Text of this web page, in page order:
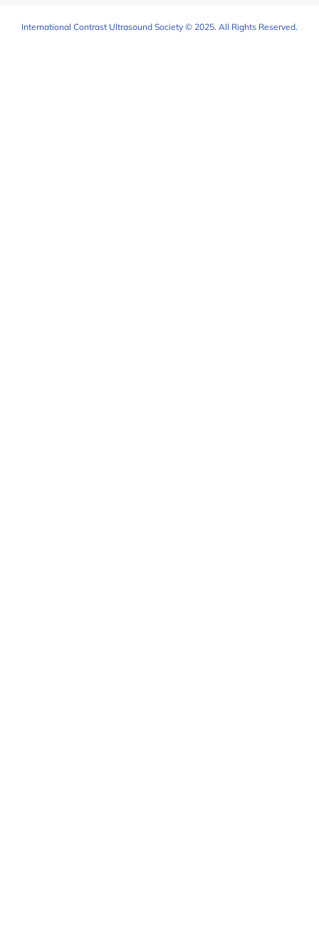
International Contrast Ultrasound Society © 2025. All Rights Reserved.